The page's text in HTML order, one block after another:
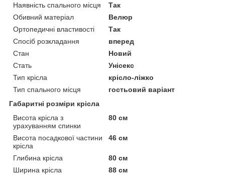
Наявність спального місця
Так
Обивний матеріал
Велюр
Ортопедичні властивості
Так
Спосіб розкладання
вперед
Стан
Новий
Стать
Унісекс
Тип крісла
крісло-ліжко
Тип спального місця
гостьовий варіант
Габаритні розміри крісла
Висота крісла з
урахуванням спинки
80 см
Висота посадкової частини
крісла
46 см
Глибина крісла
80 см
Ширина крісла
88 см